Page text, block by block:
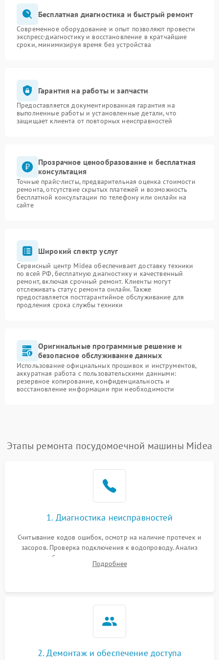
Бесплатная диагностика и быстрый ремонт
Современное оборудование и опыт позволяют провести
экспресс-диагностику и восстановление в кратчайшие
сроки, минимизируя время без устройства
Гарантия на работы и запчасти
Предоставляется документированная гарантия на
выполненные работы и установленные детали, что
защищает клиента от повторных неисправностей
Прозрачное ценообразование и бесплатная
консультация
Точные прайс-листы, предварительная оценка стоимости
ремонта, отсутствие скрытых платежей и возможность
бесплатной консультации по телефону или онлайн на
сайте
Широкий спектр услуг
Сервисный центр Midea обеспечивает доставку техники
по всей РФ, бесплатную диагностику и качественный
ремонт, включая срочный ремонт. Клиенты могут
отслеживать статус ремонта онлайн. Также
предоставляется постгарантийное обслуживание для
продления срока службы техники
Оригинальные программные решение и
безопасное обслуживание данных
Использование официальных прошивок и инструментов,
аккуратная работа с пользовательскими данными:
резервное копирование, конфиденциальность и
восстановление информации при необходимости
Этапы ремонта посудомоечной машины Midea
1. Диагностика неисправностей
Считывание кодов ошибок, осмотр на наличие протечек и
засоров. Проверка подключения к водопроводу. Анализ
жалоб на отсутствие слива, нагрева, вращения
разбрызгивателей или срабатывание системы защиты
Подробнее
2. Демонтаж и обеспечение доступа